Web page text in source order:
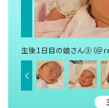
生後1日目の娘さん③（＠